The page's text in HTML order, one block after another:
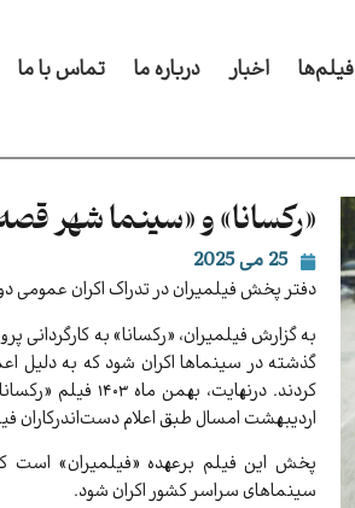
فیلم‌ها اخبار درباره ما تماس با ما
«رکسانا» و «سینما شهر
25 می 2025
دفتر پخش فیلمیران در تدراک اکران عمومی
به گزارش فیلمیران، «رکسانا» به کارگردانی
گذشته در سینماها اکران شود که به دلیل
کردند. درنهایت،
اردیبهشت امسال طبق اعلام دست‌اندرکاران
سینماهای سراسر کشور اکران شود.